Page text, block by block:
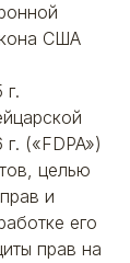
США
г.
(«FDPA»)
целью
и
его
прав на